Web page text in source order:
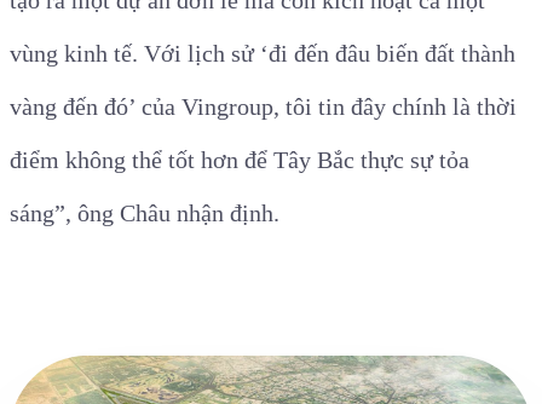
vùng kinh tế. Với lịch sử ‘đi đến đâu biến đất thành
vàng đến đó’ của Vingroup, tôi tin đây chính là thời
điểm không thể tốt hơn để Tây Bắc thực sự tỏa
sáng”, ông Châu nhận định.